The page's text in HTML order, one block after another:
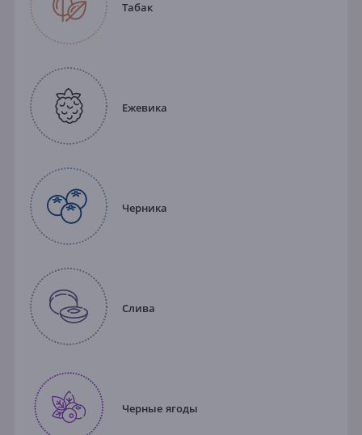
Табак
Ежевика
Черника
Слива
Черные ягоды